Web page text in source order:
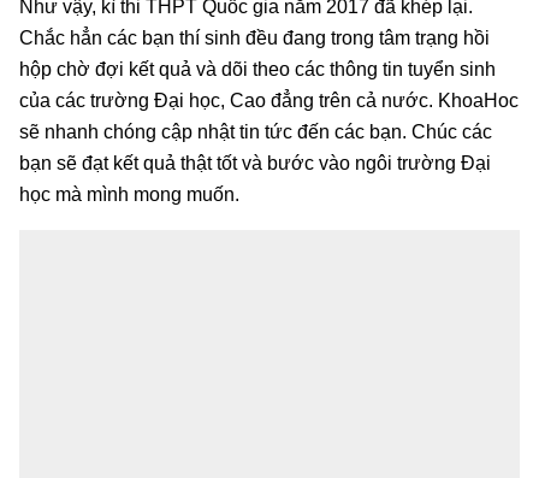
Như vậy, kì thi THPT Quốc gia năm 2017 đã khép lại.
Chắc hẳn các bạn thí sinh đều đang trong tâm trạng hồi
hộp chờ đợi kết quả và dõi theo các thông tin tuyển sinh
của các trường Đại học, Cao đẳng trên cả nước. KhoaHoc
sẽ nhanh chóng cập nhật tin tức đến các bạn. Chúc các
bạn sẽ đạt kết quả thật tốt và bước vào ngôi trường Đại
học mà mình mong muốn.